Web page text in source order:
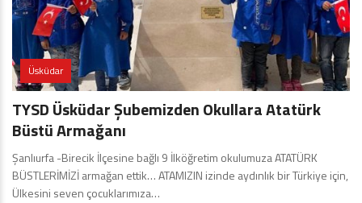
Üsküdar
TYSD Üsküdar Şubemizden Okullara Atatürk
Büstü Armağanı
Şanlıurfa -Birecik İlçesine bağlı 9 İlköğretim okulumuza ATATÜRK
BÜSTLERİMİZİ armağan ettik… ATAMIZIN izinde aydınlık bir Türkiye için,
Ülkesini seven çocuklarımıza…